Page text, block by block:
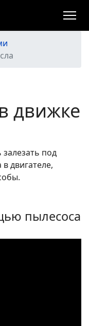
движке
под
двигателе,
пылесоса